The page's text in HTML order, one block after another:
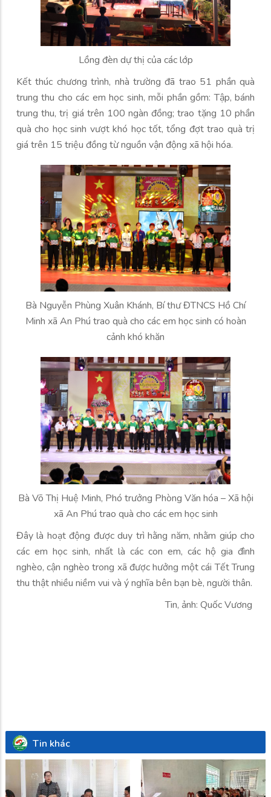
Lồng đèn dự thị của các lớp
Kết thúc chương trình, nhà trường đã trao 51 phần quà
trung thu cho các em học sinh, mỗi phần gồm: Tập, bánh
trung thu, trị giá trên 100 ngàn đồng; trao tặng 10 phần
quà cho học sinh vượt khó học tốt, tổng đợt trao quà trị
giá trên 15 triệu đồng từ nguồn vận động xã hội hóa.
Bà Nguyễn Phùng Xuân Khánh, Bí thư ĐTNCS Hồ Chí
Minh xã An Phú trao quà cho các em học sinh có hoàn
cảnh khó khăn
Bà Võ Thị Huệ Minh, Phó trưởng Phòng Văn hóa – Xã hội
xã An Phú trao quà cho các em học sinh
Đây là hoạt động được duy trì hằng năm, nhằm giúp cho
các em học sinh, nhất là các con em, các hộ gia đình
nghèo, cận nghèo trong xã được hưởng một cái Tết Trung
thu thật nhiều niềm vui và ý nghĩa bên bạn bè, người thân.
Tin, ảnh: Quốc Vương
Tin khác